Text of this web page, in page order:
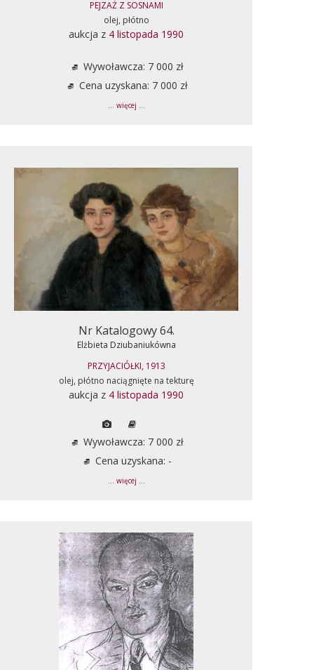
PEJZAŻ Z SOSNAMI
olej, płótno
aukcja z 4 listopada 1990
Wywoławcza: 7 000 zł
Cena uzyskana: 7 000 zł
... więcej ...
Nr Katalogowy 64.
Elżbieta Dziubaniukówna
PRZYJACIÓŁKI, 1913
olej, płótno naciągnięte na tekturę
aukcja z 4 listopada 1990
Wywoławcza: 7 000 zł
Cena uzyskana: -
... więcej ...